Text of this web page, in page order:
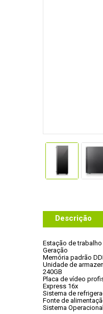
Descrição
Estação de
Geração
Memória padrão
Unidade de
240GB
Placa de vídeo
Express 16x
Sistema de
Fonte de
Sistema